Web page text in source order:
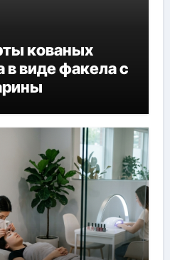
кованых
в виде факела с